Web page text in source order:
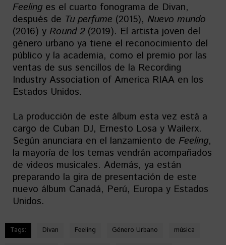
Feeling es el cuarto fonograma de Divan,
después de Tu perfume (2015), Nuevo mundo
(2016) y Round 2(2019). El artista joven del
género urbano ya tiene el reconocimiento del
público y la academia, como el premio por las
ventas de sus sencillos de la Recording
Industry Association of America RIAA en los
Estados Unidos.
La producción de este álbum esta vez está a
cargo de Cuban DJ, Ernesto Losa y Wailerx.
Según anunciara en el lanzamiento de Feeling,
la mayoría de los temas vendrán acompañados
de videos musicales. Además, ya están
preparando la gira de presentación de este
nuevo álbum Canadá, Perú, Europa y Estados
Unidos.
Tags: Divan Feeling Género Urbano música